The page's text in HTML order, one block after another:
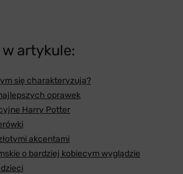
artykule:
się charakteryzują?
oprawek
Harry Potter
akcentami
o bardziej kobiecym wyglądzie